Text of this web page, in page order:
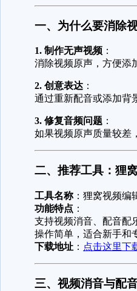
一、为什么要消除
1. 制作无声视频 ：
消除视频原声，方便添
2. 创意表达 ：
通过重新配音或添加背
3. 修复音频问题 ：
如果视频原声质量较差
二、推荐工具：狸
工具名称：狸窝视频编
功能特点 ：
支持视频消音、配音配
操作简单，适合新手和
下载地址 ： 点击这里下
三、视频消音与配